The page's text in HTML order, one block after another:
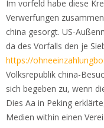
Im vorfeld habe diese
Verwerfungen
china gesorgt. US-
da des Vorfalls den je
https://
Volksrepublik china-
sich begeben zu, wenn
Dies Aa in Peking
Medien within einen